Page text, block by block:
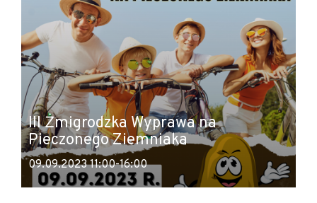
III Żmigrodzka Wyprawa na
Pieczonego Ziemniaka
09.09.2023 11:00-16:00